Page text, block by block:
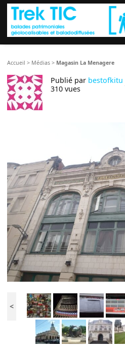
Accueil > Médias > Magasin La Menagere
Publié par bestofkitu
310 vues
<